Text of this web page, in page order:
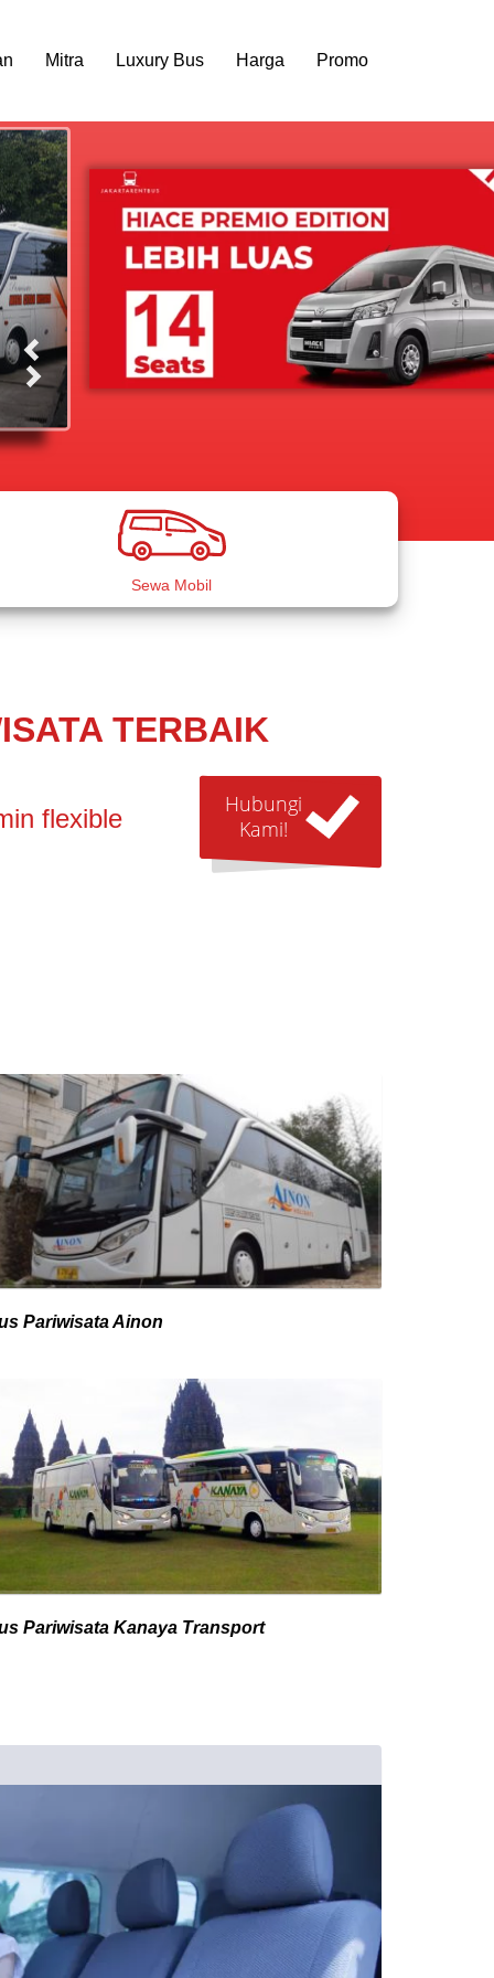
Mitra Luxury Bus Harga Promo
Sewa Mobil
TERBAIK
flexible
Hubungi
Kami!
Pariwisata Ainon
Pariwisata Kanaya Transport